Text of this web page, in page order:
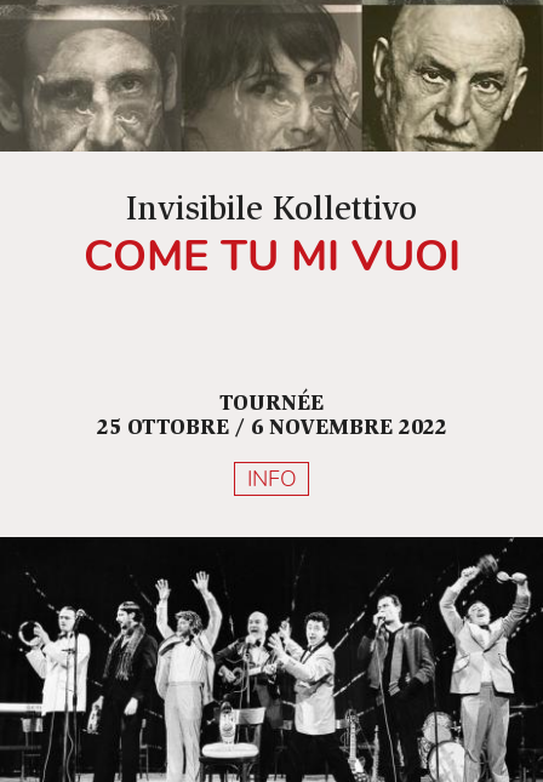
Invisibile Kollettivo
COME TU MI VUOI
TOURNÉE
25 OTTOBRE / 6 NOVEMBRE 2022
INFO